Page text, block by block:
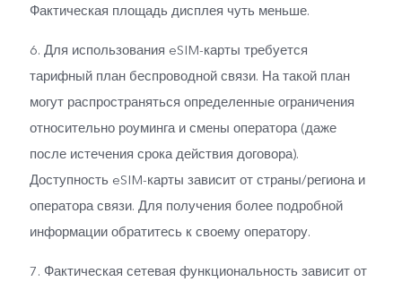
Фактическая площадь дисплея чуть меньше.
6. Для использования eSIM-карты требуется
тарифный план беспроводной связи. На такой план
могут распространяться определенные ограничения
относительно роуминга и смены оператора (даже
после истечения срока действия договора).
Доступность eSIM-карты зависит от страны/региона и
оператора связи. Для получения более подробной
информации обратитесь к своему оператору.
7. Фактическая сетевая функциональность зависит от